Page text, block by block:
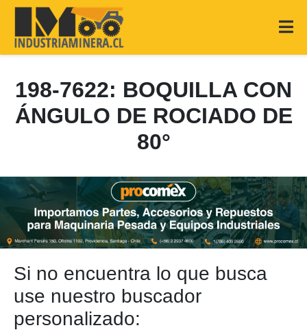
198-7622: BOQUILLA CON
ÁNGULO DE ROCIADO DE
80°
Si no encuentra lo que busca
use nuestro buscador
personalizado: